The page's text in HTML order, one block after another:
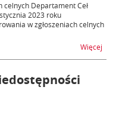
celnych Departament Ceł
2023 roku
w zgłoszeniach celnych
Więcej